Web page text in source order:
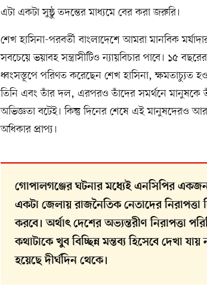
এটা একটা সুষ্ঠু তদন্তের মাধ্যমে বের করা জরুরি।
শেখ হাসিনা-পরবর্তী বাংলাদেশে আমরা মানবিক
সবচেয়ে ভয়াবহ সন্ত্রাসীটিও ন্যায়বিচার পাবে। ১৫
ধ্বংসস্তূপে পরিণত করেছেন শেখ হাসিনা, ক্ষমতাচ্যুত
তিনি এবং তাঁর দল, এরপরও তাঁদের সমর্থনে মানুষকে
অভিজ্ঞতা বটেই। কিন্তু দিনের শেষে এই মানুষদেরও
অধিকার প্রাপ্য।
গোপালগঞ্জের ঘটনার মধ্যেই এনসিপির
একটা জেলায় রাজনৈতিক নেতাদের নিরাপত্তা
করবে। অর্থাৎ দেশের অভ্যন্তরীণ নিরাপত্তা
কথাটাকে খুব বিচ্ছিন্ন মন্তব্য হিসেবে দেখা
হয়েছে দীর্ঘদিন থেকে।